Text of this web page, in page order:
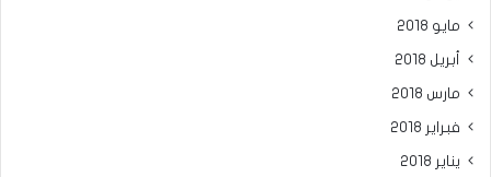
مايو 2018
أبريل 2018
مارس 2018
فبراير 2018
يناير 2018